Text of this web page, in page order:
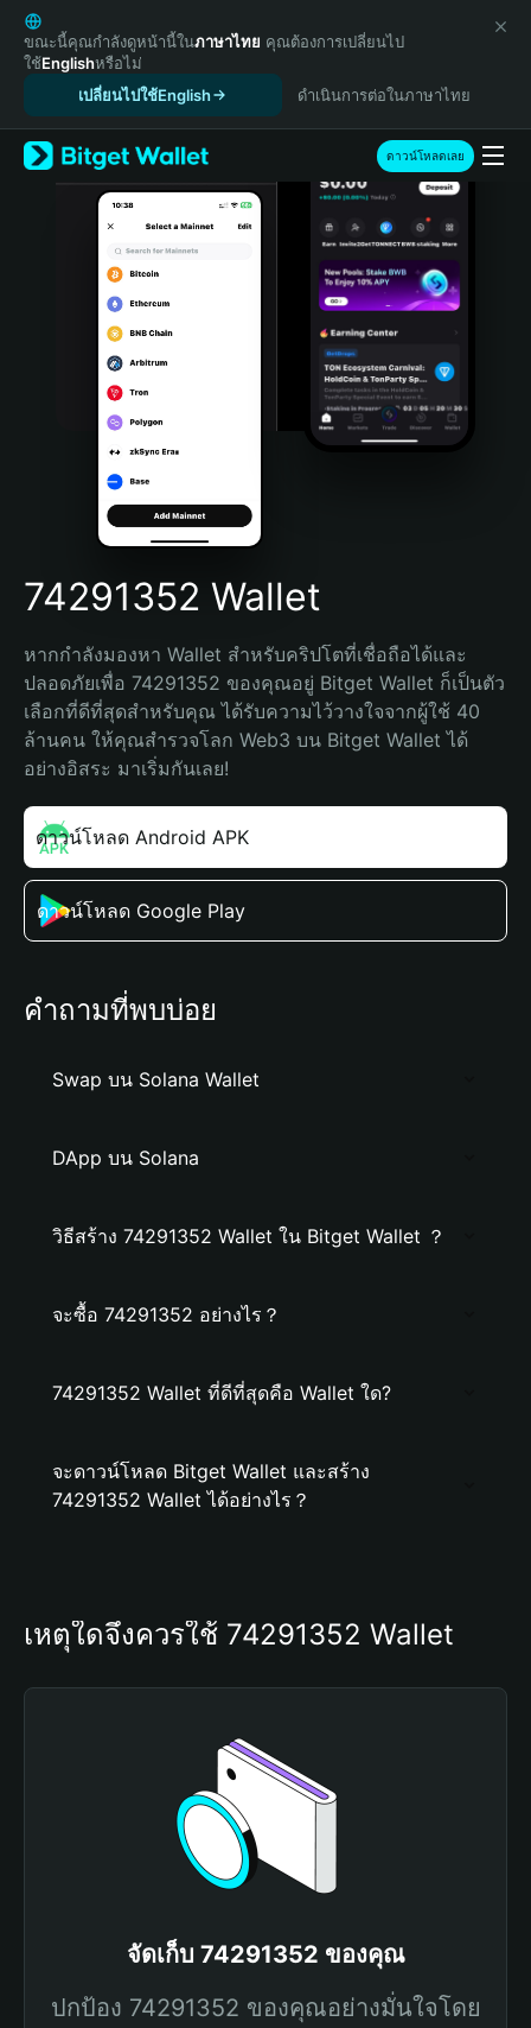
English
日本語
Tiếng Việt
Español (Latinoamérica)
Türkçe
Italiano
Português (Portugal)
Bahasa Indonesia
Português (Brasil)
Español (Argentina)
ขณะนี้คุณกำลังดูหน้านี้ในภาษาไทย คุณต้องการเปลี่ยนไป
ใช้Englishหรือไม่
เปลี่ยนไปใช้English
ดำเนินการต่อในภาษาไทย
ดาวน์โหลดเลย
74291352 Wallet
หากกำลังมองหา Wallet สำหรับคริปโตที่เชื่อถือได้และ
ปลอดภัยเพื่อ 74291352 ของคุณอยู่ Bitget Wallet ก็เป็นตัว
เลือกที่ดีที่สุดสำหรับคุณ ได้รับความไว้วางใจจากผู้ใช้ 40
ล้านคน ให้คุณสำรวจโลก Web3 บน Bitget Wallet ได้
อย่างอิสระ มาเริ่มกันเลย!
ดาวน์โหลด Android APK
ดาวน์โหลด Google Play
คำถามที่พบบ่อย
Swap บน Solana Wallet
DApp บน Solana
วิธีสร้าง 74291352 Wallet ใน Bitget Wallet ？
จะซื้อ 74291352 อย่างไร？
74291352 Wallet ที่ดีที่สุดคือ Wallet ใด?
จะดาวน์โหลด Bitget Wallet และสร้าง
74291352 Wallet ได้อย่างไร？
เหตุใดจึงควรใช้ 74291352 Wallet
จัดเก็บ 74291352 ของคุณ
ปกป้อง 74291352 ของคุณอย่างมั่นใจโดย